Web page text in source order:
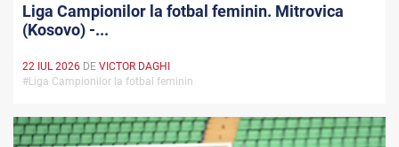
Liga Campionilor la fotbal feminin. Mitrovica
(Kosovo) -...
22 IUL 2026 DE VICTOR DAGHI
#Liga Campionilor la fotbal feminin